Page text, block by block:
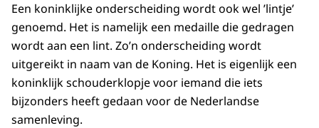
Een koninklijke onderscheiding wordt ook wel ’lintje’
genoemd. Het is namelijk een medaille die gedragen
wordt aan een lint. Zo’n onderscheiding wordt
uitgereikt in naam van de Koning. Het is eigenlijk een
koninklijk schouderklopje voor iemand die iets
bijzonders heeft gedaan voor de Nederlandse
samenleving.